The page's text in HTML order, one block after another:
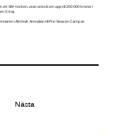
ett SM-tecken, utan också om upp till 200 000 kronor i
3 maj.
i Älmhult. Anmälan till Pre-Season Camp är
Nästa